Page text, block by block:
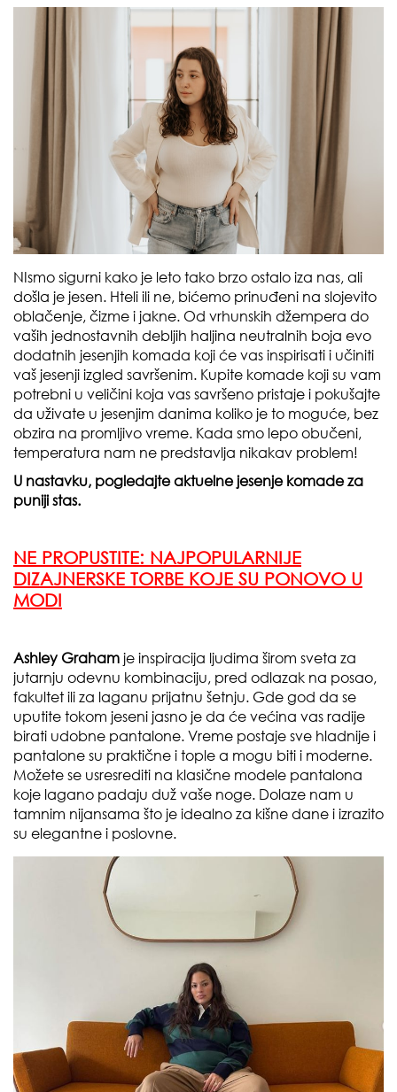
NIsmo sigurni kako je leto tako brzo ostalo iza nas, ali
došla je jesen. Hteli ili ne, bićemo prinuđeni na slojevito
oblačenje, čizme i jakne. Od vrhunskih džempera do
vaših jednostavnih debljih haljina neutralnih boja evo
dodatnih jesenjih komada koji će vas inspirisati i učiniti
vaš jesenji izgled savršenim. Kupite komade koji su vam
potrebni u veličini koja vas savršeno pristaje i pokušajte
da uživate u jesenjim danima koliko je to moguće, bez
obzira na promljivo vreme. Kada smo lepo obučeni,
temperatura nam ne predstavlja nikakav problem!
U nastavku, pogledajte aktuelne jesenje komade za
puniji stas.
NE PROPUSTITE: NAJPOPULARNIJE
DIZAJNERSKE TORBE KOJE SU PONOVO U
MODI
Ashley Graham je inspiracija ljudima širom sveta za
jutarnju odevnu kombinaciju, pred odlazak na posao,
fakultet ili za laganu prijatnu šetnju. Gde god da se
uputite tokom jeseni jasno je da će većina vas radije
birati udobne pantalone. Vreme postaje sve hladnije i
pantalone su praktične i tople a mogu biti i moderne.
Možete se usresrediti na klasične modele pantalona
koje lagano padaju duž vaše noge. Dolaze nam u
tamnim nijansama što je idealno za kišne dane i izrazito
su elegantne i poslovne.